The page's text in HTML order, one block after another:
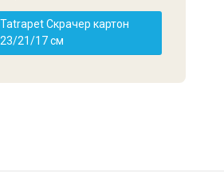
Tatrapet Скрачер картон
23/21/17 см